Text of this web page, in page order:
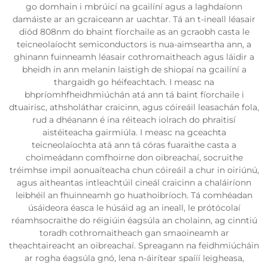
go domhain i mbrúicí na gcailíní agus a laghdaíonn
damáiste ar an gcraiceann ar uachtar. Tá an t-ineall léasair
diód 808nm do bhaint fíorchaile as an gcraobh casta le
teicneolaíocht semiconductors is nua-aimseartha ann, a
ghinann fuinneamh léasair cothromaitheach agus láidir a
bheidh in ann melanin laistigh de shiopaí na gcailíní a
thargaidh go héifeachtach. I measc na
bhpríomhfheidhmiúchán atá ann tá baint fíorchaile i
dtuairisc, athsholáthar craicinn, agus cóireáil leasachán fola,
rud a dhéanann é ina réiteach iolrach do phraitisí
aistéiteacha gairmiúla. I measc na gceachta
teicneolaíochta atá ann tá córas fuaraithe casta a
choimeádann comfhoirne don oibreachaí, socruithe
tréimhse impil aonuaíteacha chun cóireáil a chur in oiriúnú,
agus aitheantas intleachtúil cineál craicinn a chaláiríonn
leibhéil an fhuinneamh go huathoibríoch. Tá comhéadan
úsáideora éasca le húsáid ag an ineall, le prótócolaí
réamhsocraithe do réigiúin éagsúla an cholainn, ag cinntiú
toradh cothromaitheach gan smaoineamh ar
theachtaireacht an oibreachaí. Spreagann na feidhmiúcháin
ar rogha éagsúla gnó, lena n-áirítear spaííí leigheasa,